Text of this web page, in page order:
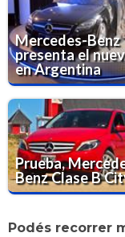
Mercedes-Benz
presenta el
en Argentina
Prueba,
Benz Clase B
Podés recorrer